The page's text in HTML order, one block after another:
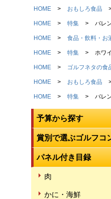
HOME おもしろ食品
HOME 特集 バレ
HOME 食品・飲料・お
HOME 特集 ホワ
HOME ゴルフネタの食
HOME おもしろ食品
HOME 特集 バレ
予算から探す
賞別で選ぶゴルフコ
パネル付き目録
肉
かに・海鮮